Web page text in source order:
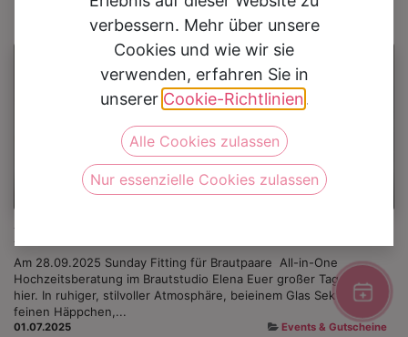
Andreas Steiger
Events
Am 28.09.2025 Sunday Fitting für Brautpaare ​ All-in-One
Hochzeitsberatung im Brautstudio Elena Euer großer Tag beginnt
hier. In ruhiger, stilvoller Atmosphäre, beieinem Glas Sekt und
feinen Häppchen,...
01.07.2025 Events & Gutscheine
verbessern. Mehr über unsere
Cookies und wie wir sie
verwenden, erfahren Sie in
unserer Cookie-Richtlinien.
Alle Cookies zulassen
Nur essenzielle Cookies zulassen